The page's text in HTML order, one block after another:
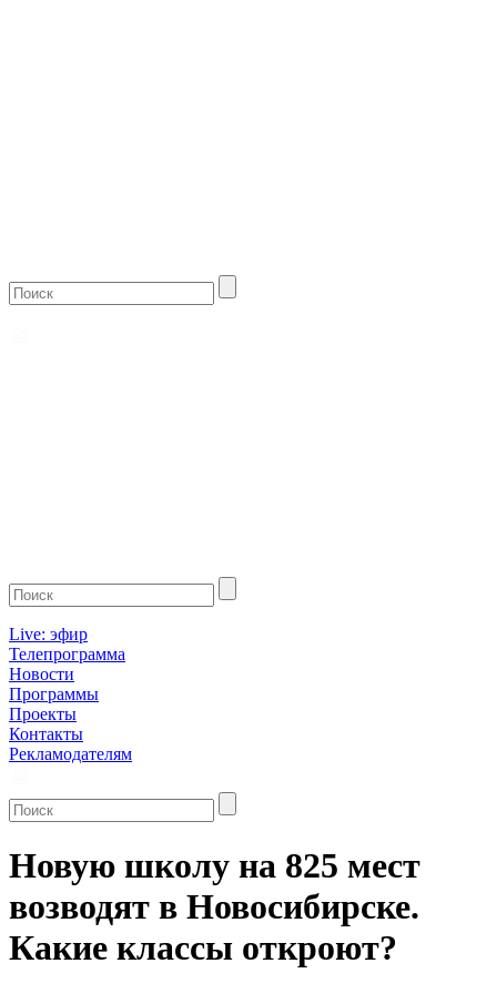
Live: эфир
Телепрограмма
Новости
Программы
Проекты
Контакты
Рекламодателям
Новую школу на 825 мест
возводят в Новосибирске.
Какие классы откроют?